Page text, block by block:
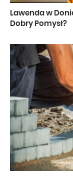
Lawenda w
Dobry Pomysł?